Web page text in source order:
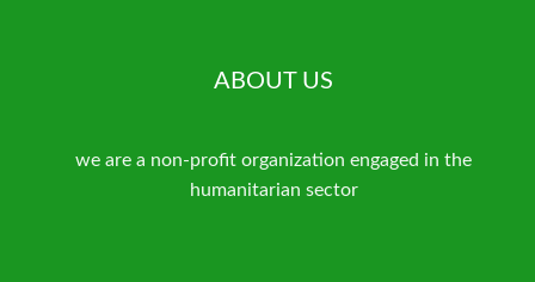
ABOUT US
we are a non-profit organization engaged in the
humanitarian sector